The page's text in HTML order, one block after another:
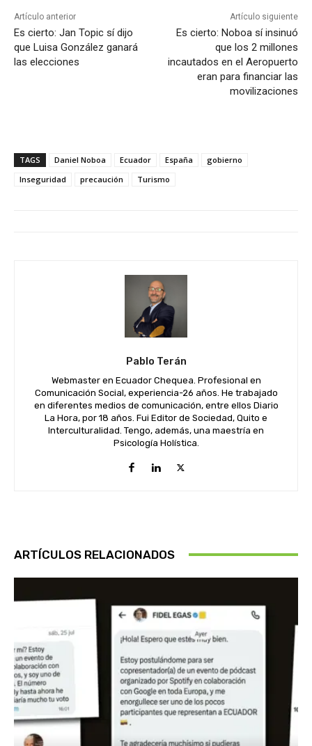
Artículo anterior
Es cierto: Jan Topic sí dijo
que Luisa González ganará
las elecciones
Artículo siguiente
Es cierto: Noboa sí insinuó
que los 2 millones
incautados en el Aeropuerto
eran para financiar las
movilizaciones
TAGS Daniel Noboa Ecuador España
gobierno
Inseguridad
precaución Turismo
Pablo Terán
Webmaster en Ecuador Chequea. Profesional en
Comunicación Social, experiencia-26 años. He trabajado
en diferentes medios de comunicación, entre ellos Diario
La Hora, por 18 años. Fui Editor de Sociedad, Quito e
Interculturalidad. Tengo, además, una maestría en
Psicología Holística.
ARTÍCULOS RELACIONADOS